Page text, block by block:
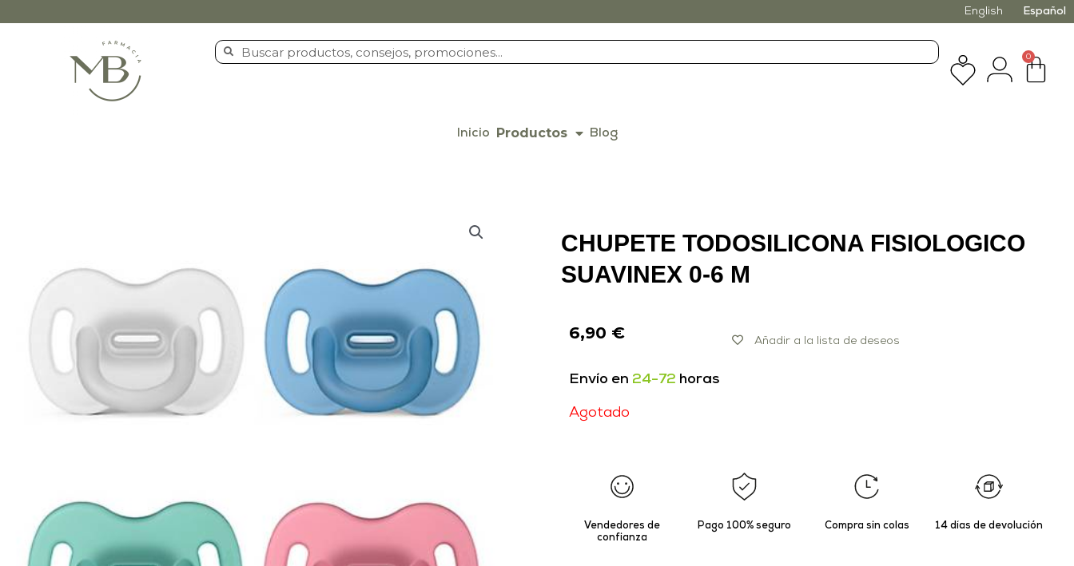
English Español
0
Inicio Productos Blog
CHUPETE TODOSILICONA FISIOLOGICO
SUAVINEX 0-6 M
6,90 € Añadir a la lista de deseos
Envío en 24-72 horas
Agotado
Vendedores de
confianza
Pago 100% seguro Compra sin colas 14 días de devolución